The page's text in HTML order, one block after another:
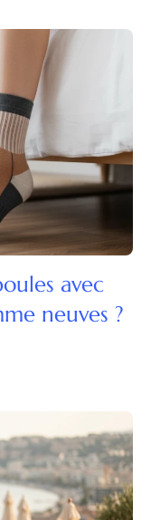
avec
neuves ?